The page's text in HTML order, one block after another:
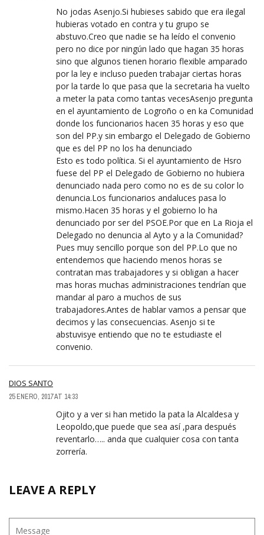
No jodas Asenjo.Si hubieses sabido que era ilegal
hubieras votado en contra y tu grupo se
abstuvo.Creo que nadie se ha leído el convenio
pero no dice por ningún lado que hagan 35 horas
sino que algunos tienen horario flexible amparado
por la ley e incluso pueden trabajar ciertas horas
por la tarde lo que pasa que la secretaria ha vuelto
a meter la pata como tantas vecesAsenjo pregunta
en el ayuntamiento de Logroño o en ka Comunidad
donde los funcionarios hacen 35 horas y eso que
son del PP.y sin embargo el Delegado de Gobierno
que es del PP no los ha denunciado
Esto es todo política. Si el ayuntamiento de Hsro
fuese del PP el Delegado de Gobierno no hubiera
denunciado nada pero como no es de su color lo
denuncia.Los funcionarios andaluces pasa lo
mismo.Hacen 35 horas y el gobierno lo ha
denunciado por ser del PSOE.Por que en La Rioja el
Delegado no denuncia al Ayto y a la Comunidad?
Pues muy sencillo porque son del PP.Lo que no
entendemos que haciendo menos horas se
contratan mas trabajadores y si obligan a hacer
mas horas muchas administraciones tendrían que
mandar al paro a muchos de sus
trabajadores.Antes de hablar vamos a pensar que
decimos y las consecuencias. Asenjo si te
abstuvisye entiendo que no te estudiaste el
convenio.
DIOS SANTO
25 ENERO, 2017 AT 14:33
Ojito y a ver si han metido la pata la Alcaldesa y
Leopoldo,que puede que sea así ,para después
reventarlo….. anda que cualquier cosa con tanta
zorrería.
LEAVE A REPLY